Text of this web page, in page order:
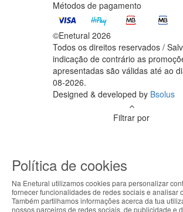
Métodos de pagamento
©Enetural 2026
Todos os direitos reservados /
indicação de contrário as
apresentadas são válidas até ao
08-2026.
Designed & developed by Bsolus
Filtrar por
ABOUT THE COOKIES
O teu carrinho está vazio.
Política de cookies
Na Enetural utilizamos cookies para personalizar
fornecer funcionalidades de redes sociais e analisar
Também partilhamos informações acerca da tua
nossos parceiros de redes sociais, de publicidade e